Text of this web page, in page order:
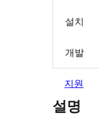
설치
개발
지원
설명